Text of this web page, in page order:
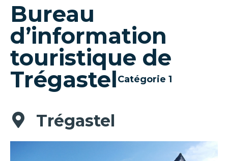
Bureau
d’information
touristique de
TrégastelCatégorie 1
Trégastel